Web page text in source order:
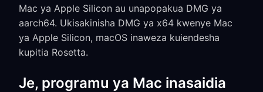
Mac ya Apple Silicon au unapopakua DMG ya
aarch64. Ukisakinisha DMG ya x64 kwenye Mac
ya Apple Silicon, macOS inaweza kuiendesha
kupitia Rosetta.
Je, programu ya Mac inasaidia